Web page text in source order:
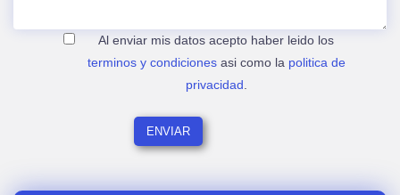
Al enviar mis datos acepto haber leido los
terminos y condicionesasi como la politica de
privacidad